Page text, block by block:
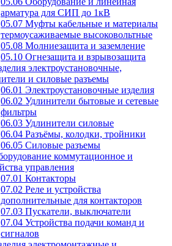
арматура для СИП до 1кВ
05.07 Муфты кабельные и материалы
термоусаживаемые высоковольтные
05.08 Молниезащита и заземление
05.10 Огнезащита и взрывозащита
электроустановочные,
и силовые разъемы
06.01 Электроустановочные изделия
06.02 Удлинители бытовые и сетевые
фильтры
06.03 Удлинители силовые
06.04 Разъёмы, колодки, тройники
06.05 Силовые разъемы
коммутационное и
управления
07.01 Контакторы
07.02 Реле и устройства
дополнительные для контакторов
07.03 Пускатели, выключатели
07.04 Устройства подачи команд и
сигналов